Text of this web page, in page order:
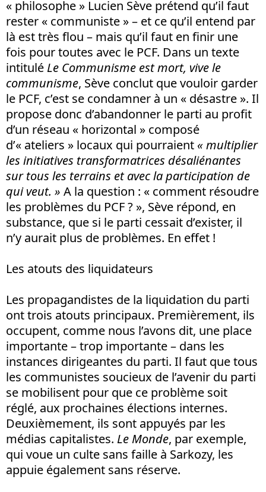
« philosophe » Lucien Sève prétend qu’il faut
rester « communiste » – et ce qu’il entend par
là est très flou – mais qu’il faut en finir une
fois pour toutes avec le PCF. Dans un texte
intitulé Le Communisme est mort, vive le
communisme, Sève conclut que vouloir garder
le PCF, c’est se condamner à un « désastre ». Il
propose donc d’abandonner le parti au profit
d’un réseau « horizontal » composé
d’« ateliers » locaux qui pourraient « multiplier
les initiatives transformatrices désaliénantes
sur tous les terrains et avec la participation de
qui veut. » A la question : « comment résoudre
les problèmes du PCF ? », Sève répond, en
substance, que si le parti cessait d’exister, il
n’y aurait plus de problèmes. En effet !
Les atouts des liquidateurs
Les propagandistes de la liquidation du parti
ont trois atouts principaux. Premièrement, ils
occupent, comme nous l’avons dit, une place
importante – trop importante – dans les
instances dirigeantes du parti. Il faut que tous
les communistes soucieux de l’avenir du parti
se mobilisent pour que ce problème soit
réglé, aux prochaines élections internes.
Deuxièmement, ils sont appuyés par les
médias capitalistes. Le Monde, par exemple,
qui voue un culte sans faille à Sarkozy, les
appuie également sans réserve.